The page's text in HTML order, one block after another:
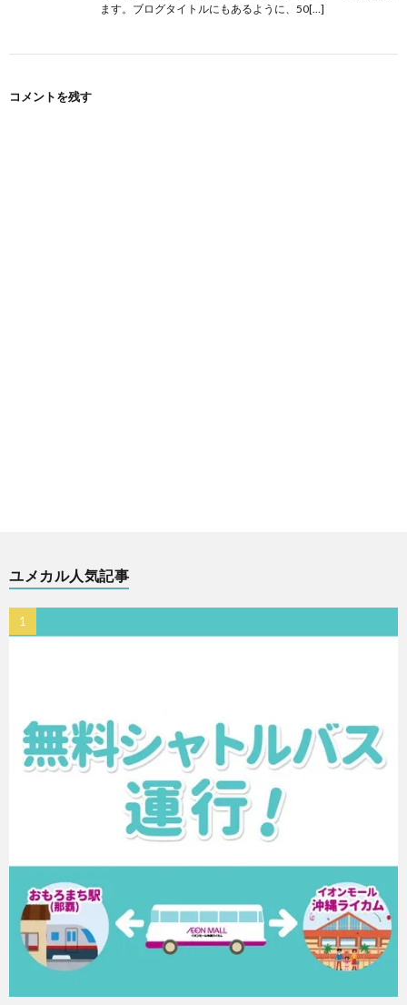
ます。ブログタイトルにもあるように、50[…]
コメントを残す
ユメカル人気記事